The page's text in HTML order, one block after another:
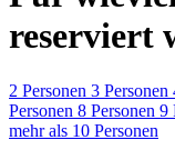
reserviert
2 Personen 3 Personen
Personen 8 Personen 9
mehr als 10 Personen